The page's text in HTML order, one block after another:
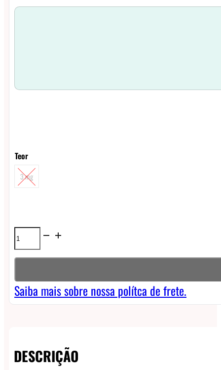
Teor
3 mg
Líquido
Vgod
Freebase
-
quantidade
Saiba mais sobre nossa polítca de frete.
DESCRIÇÃO